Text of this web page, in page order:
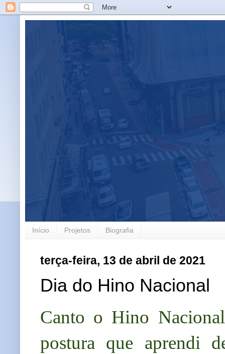
Início Projetos Biografia
terça-feira, 13 de abril de 2021
Dia do Hino Nacional
Canto o Hino
postura que aprendi